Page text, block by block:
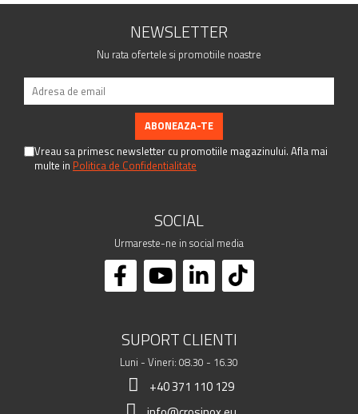
NEWSLETTER
Nu rata ofertele si promotiile noastre
Vreau sa primesc newsletter cu promotiile magazinului. Afla mai
multe in Politica de Confidentialitate
SOCIAL
Urmareste-ne in social media
SUPORT CLIENTI
Luni - Vineri: 08.30 - 16.30
+40 371 110 129